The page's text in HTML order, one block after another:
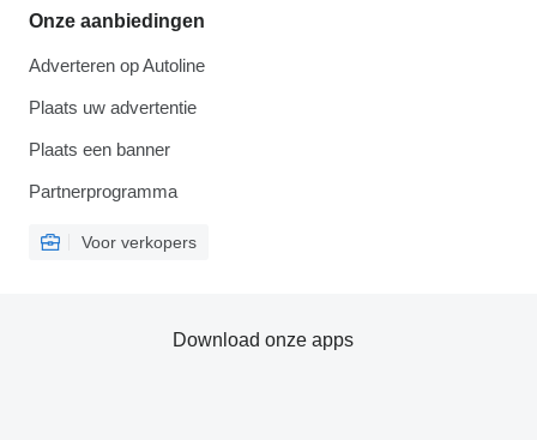
Onze aanbiedingen
Adverteren op Autoline
Plaats uw advertentie
Plaats een banner
Partnerprogramma
Voor verkopers
Download onze apps